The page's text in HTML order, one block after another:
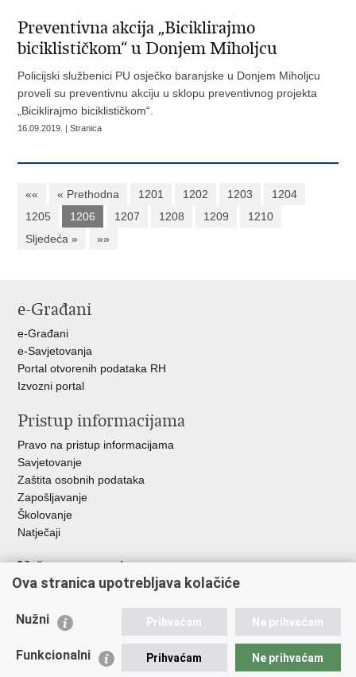
Preventivna akcija „Biciklirajmo
biciklističkom“ u Donjem Miholjcu
Policijski službenici PU osječko baranjske u Donjem Miholjcu
proveli su preventivnu akciju u sklopu preventivnog projekta
„Biciklirajmo biciklističkom“.
16.09.2019. | Stranica
«« « Prethodna 1201 1202 1203
1204
1205
1206 1207 1208 1209
1210
Sljedeća »
»»
e-Građani
e-Građani
e-Savjetovanja
Portal otvorenih podataka RH
Izvozni portal
Pristup informacijama
Pravo na pristup informacijama
Savjetovanje
Zaštita osobnih podataka
Zapošljavanje
Školovanje
Natječaji
Važne poveznice
Ministarstvo unutarnjih poslova
Udruge
Policijska akademija
Ova stranica upotrebljava kolačiće
Nužni Prihvaćam Ne prihvaćam
Funkcionalni Prihvaćam Ne prihvaćam